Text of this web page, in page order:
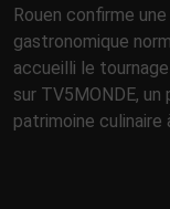
Rouen confirme
gastronomique
accueilli le
sur TV5MONDE,
patrimoine